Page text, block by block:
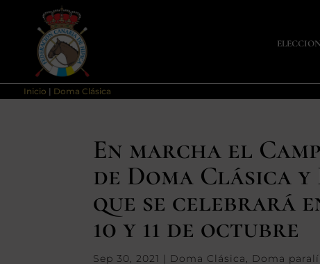
Inicio | Doma Clásica
En marcha el
de Doma Clásica y
que se celebrará
10 y 11 de octubre
Sep 30, 2021 | Doma Clásica, Doma